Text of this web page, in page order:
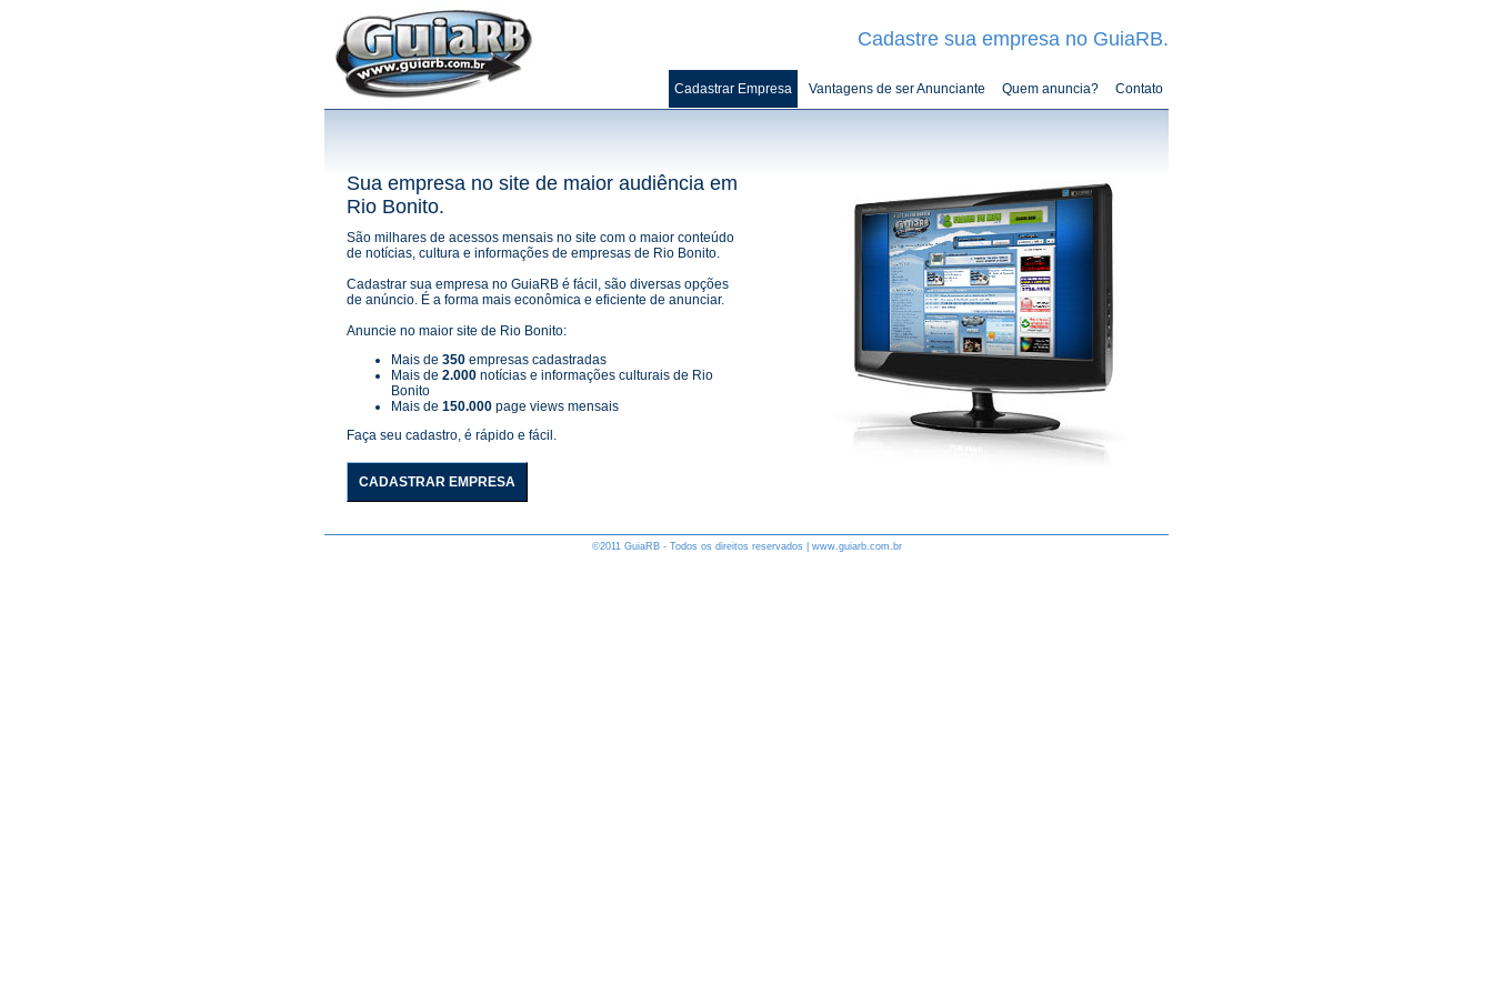
Cadastre sua empresa no GuiaRB.
Contato
Quem anuncia?
Vantagens de ser Anunciante
Cadastrar Empresa
Sua empresa no site de maior audiência em
Rio Bonito.
São milhares de acessos mensais no site com o maior conteúdo
de notícias, cultura e informações de empresas de Rio Bonito.
Cadastrar sua empresa no GuiaRB é fácil, são diversas opções
de anúncio. É a forma mais econômica e eficiente de anunciar.
Anuncie no maior site de Rio Bonito:
Mais de 350 empresas cadastradas
Mais de 2.000 notícias e informações culturais de Rio
Bonito
Mais de 150.000 page views mensais
Faça seu cadastro, é rápido e fácil.
CADASTRAR EMPRESA
©2011 GuiaRB - Todos os direitos reservados | www.guiarb.com.br